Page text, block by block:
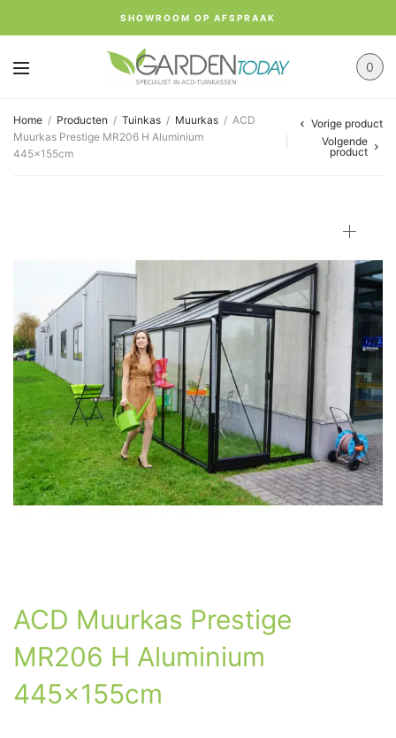
SHOWROOM OP AFSPRAAK
0
Home / Producten / Tuinkas / Muurkas / ACD
Muurkas Prestige MR206 H Aluminium
445x155cm
Vorige product
Volgende
product
ACD Muurkas Prestige
MR206 H Aluminium
445x155cm